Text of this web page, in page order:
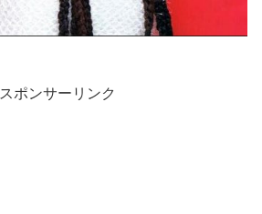
スポンサーリンク